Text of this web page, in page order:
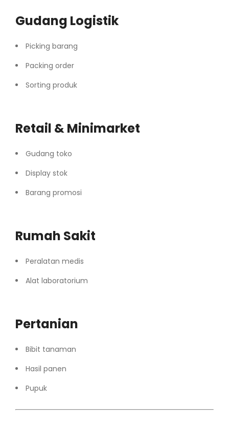
Gudang Logistik
Picking barang
Packing order
Sorting produk
Retail & Minimarket
Gudang toko
Display stok
Barang promosi
Rumah Sakit
Peralatan medis
Alat laboratorium
Pertanian
Bibit tanaman
Hasil panen
Pupuk